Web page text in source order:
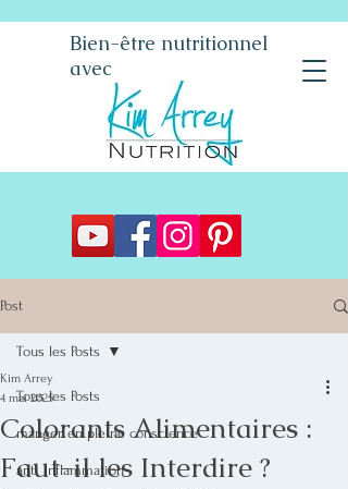
Bien-être nutritionnel
avec
Post
Tous les Posts
manger en pleine conscience
anti inflammation
Tous les Posts
Colorants Alimentaires :
Faut-il les Interdire ?
Kim Arrey
4 mai 2025